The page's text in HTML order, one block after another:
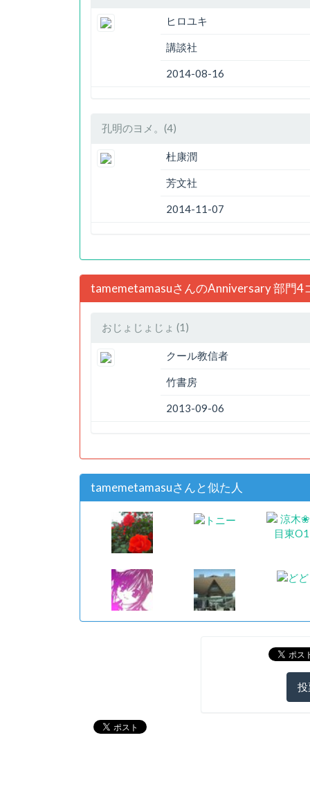
ヒロユキ
講談社
2014-08-16
孔明のヨメ。(4)
杜康潤
芳文社
2014-11-07
tamemetamasuさんのAnniversary 部門4
おじょじょじょ (1)
クール教信者
竹書房
2013-09-06
tamemetamasuさんと似た人
投